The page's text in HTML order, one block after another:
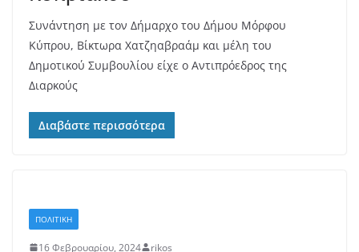
Συνάντηση με τον Δήμαρχο του Δήμου Μόρφου
Κύπρου, Βίκτωρα Χατζηαβραάμ και μέλη του
Δημοτικού Συμβουλίου είχε ο Αντιπρόεδρος της
Διαρκούς
Διαβάστε περισσότερα
ΠΟΛΙΤΙΚΗ
16 Φεβρουαρίου, 2024 rikos